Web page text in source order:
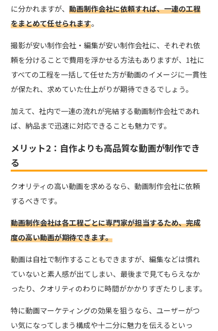
に分かれますが、動画制作会社に依頼すれば、一連の工程
をまとめて任せられます。
撮影が安い制作会社・編集が安い制作会社に、それぞれ依
頼を分けることで費用を浮かせる方法もありますが、1社に
すべての工程を一括して任せた方が動画のイメージに一貫性
が保たれ、求めていた仕上がりが期待できるでしょう。
加えて、社内で一連の流れが完結する動画制作会社であれ
ば、納品まで迅速に対応できることも魅力です。
メリット2：自作よりも高品質な動画が制作でき
る
クオリティの高い動画を求めるなら、動画制作会社に依頼
するべきです。
動画制作会社は各工程ごとに専門家が担当するため、完成
度の高い動画が期待できます。
動画は自社で制作することもできますが、編集などは慣れ
ていないと素人感が出てしまい、最後まで見てもらえなか
ったり、クオリティのわりに時間がかかりすぎたりします。
特に動画マーケティングの効果を狙うなら、ユーザーがつ
い気になってしまう構成や十二分に魅力を伝えるといっ